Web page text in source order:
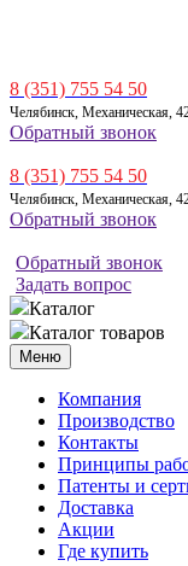
8 (351) 755 54 50
Челябинск, Механическая,
Обратный звонок
8 (351) 755 54 50
Челябинск, Механическая,
Обратный звонок
Обратный звонок
Задать вопрос
Каталог
Каталог товаров
Меню
Компания
Производство
Контакты
Принципы
Патенты и
Доставка
Акции
Где купить